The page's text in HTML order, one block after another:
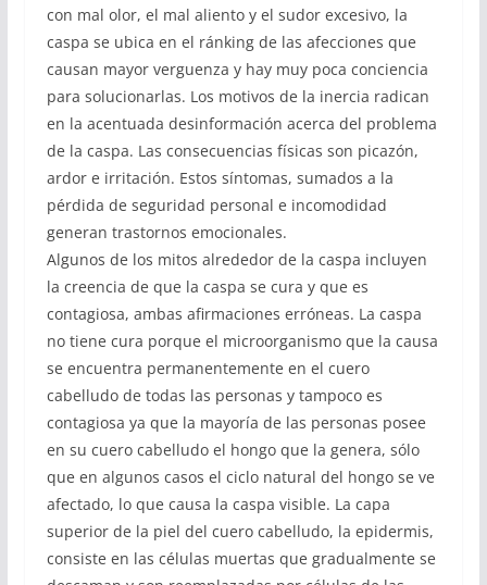
con mal olor, el mal aliento y el sudor excesivo, la
caspa se ubica en el ránking de las afecciones que
causan mayor verguenza y hay muy poca conciencia
para solucionarlas. Los motivos de la inercia radican
en la acentuada desinformación acerca del problema
de la caspa. Las consecuencias físicas son picazón,
ardor e irritación. Estos síntomas, sumados a la
pérdida de seguridad personal e incomodidad
generan trastornos emocionales.
Algunos de los mitos alrededor de la caspa incluyen
la creencia de que la caspa se cura y que es
contagiosa, ambas afirmaciones erróneas. La caspa
no tiene cura porque el microorganismo que la causa
se encuentra permanentemente en el cuero
cabelludo de todas las personas y tampoco es
contagiosa ya que la mayoría de las personas posee
en su cuero cabelludo el hongo que la genera, sólo
que en algunos casos el ciclo natural del hongo se ve
afectado, lo que causa la caspa visible. La capa
superior de la piel del cuero cabelludo, la epidermis,
consiste en las células muertas que gradualmente se